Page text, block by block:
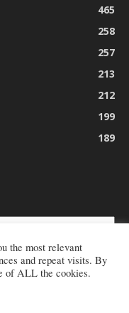
465
258
257
213
212
199
189
- Etnie -
the most relevant
and repeat visits. By
of ALL the cookies.